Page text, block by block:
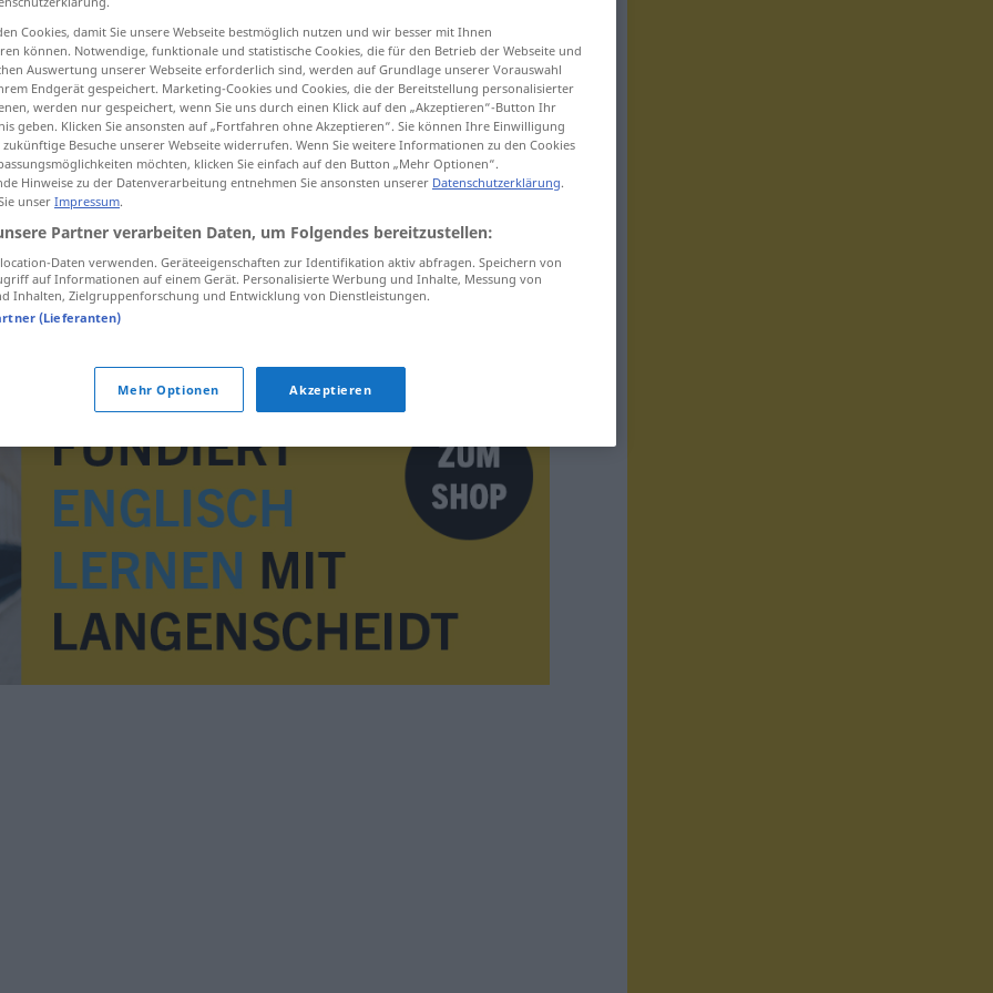
mit Jod präparieren bearbeiten
iodize
iodize
Cookies, damit Sie unsere Webseite bestmöglich nutzen und wir besser mit Ihnen
können. Notwendige, funktionale und statistische Cookies, die für den Betrieb der Webseite und
Auswertung unserer Webseite erforderlich sind, werden auf Grundlage unserer Vorauswahl
Endgerät gespeichert. Marketing-Cookies und Cookies, die der Bereitstellung personalisierter
werden nur gespeichert, wenn Sie uns durch einen Klick auf den „Akzeptieren“-Button Ihr
geben. Klicken Sie ansonsten auf „Fortfahren ohne Akzeptieren“. Sie können Ihre Einwilligung
Besuche unserer Webseite widerrufen. Wenn Sie weitere Informationen zu den Cookies
möchten, klicken Sie einfach auf den Button „Mehr Optionen“.
Hinweise zu der Datenverarbeitung entnehmen Sie ansonsten unserer Datenschutzerklärung.
unser Impressum.
Partner verarbeiten Daten, um Folgendes bereitzustellen:
Daten verwenden. Geräteeigenschaften zur Identifikation aktiv abfragen. Speichern von
auf Informationen auf einem Gerät. Personalisierte Werbung und Inhalte, Messung von
Inhalten, Zielgruppenforschung und Entwicklung von Dienstleistungen.
(Lieferanten)
Mehr Optionen Akzeptieren